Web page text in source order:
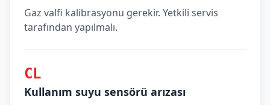
Gaz valfi kalibrasyonu gerekir. Yetkili servis
tarafından yapılmalı.
CL
Kullanım suyu sensörü arızası